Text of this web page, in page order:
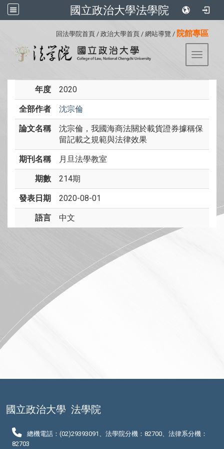
國立政治大學法學院
回法學院首頁 / 政治大學首頁 / 網站導覽 / 院館專區
Toggle
年度 2020
全部作者 沈宗倫
論文名稱
沈宗倫，我國海商法關於載貨證券據稱保
留記載之規範與法律效果
期刊名稱 月旦法學教室
期數 214期
發表日期 2020-08-01
語言 中文
國立政治大學 法學院
總機電話：(02)29393091、法學院分機：82700、法律系分機：
82703